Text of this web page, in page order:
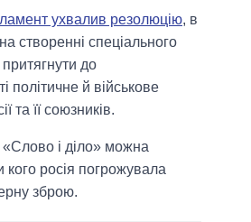
ухвалив резолюцію, в
створенні спеціального
до
політичне й військове
та її союзників.
«Слово і діло» можна
кого росія погрожувала
зброю.